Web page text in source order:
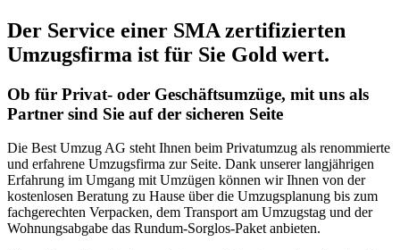
Der Service einer SMA zertifizierten
Umzugsfirma ist für Sie Gold wert.
Ob für Privat- oder Geschäftsumzüge, mit uns als
Partner sind Sie auf der sicheren Seite
Die Best Umzug AG steht Ihnen beim Privatumzug als renommierte
und erfahrene Umzugsfirma zur Seite. Dank unserer langjährigen
Erfahrung im Umgang mit Umzügen können wir Ihnen von der
kostenlosen Beratung zu Hause über die Umzugsplanung bis zum
fachgerechten Verpacken, dem Transport am Umzugstag und der
Wohnungsabgabe das Rundum-Sorglos-Paket anbieten.